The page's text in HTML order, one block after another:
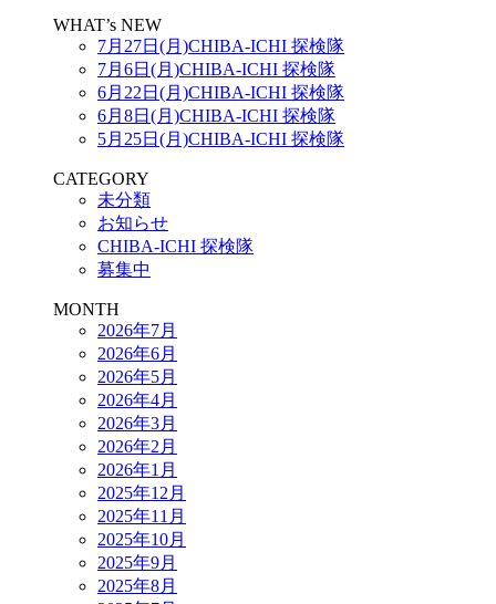
WHAT’s NEW
7月27日(月)CHIBA-ICHI 探検隊
7月6日(月)CHIBA-ICHI 探検隊
6月22日(月)CHIBA-ICHI 探検隊
6月8日(月)CHIBA-ICHI 探検隊
5月25日(月)CHIBA-ICHI 探検隊
CATEGORY
未分類
お知らせ
CHIBA-ICHI 探検隊
募集中
MONTH
2026年7月
2026年6月
2026年5月
2026年4月
2026年3月
2026年2月
2026年1月
2025年12月
2025年11月
2025年10月
2025年9月
2025年8月